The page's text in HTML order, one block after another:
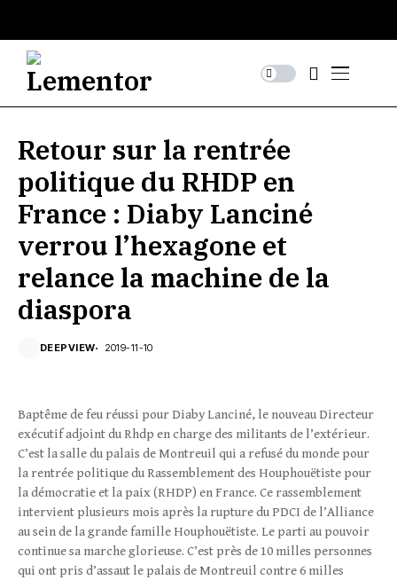
Retour sur la rentrée
politique du RHDP en
France : Diaby Lanciné
verrou l’hexagone et
relance la machine de la
diaspora
DEEPVIEW 2019-11-10
Baptême de feu réussi pour Diaby Lanciné, le nouveau Directeur
exécutif adjoint du Rhdp en charge des militants de l’extérieur.
C’est la salle du palais de Montreuil qui a refusé du monde pour
la rentrée politique du Rassemblement des Houphouëtiste pour
la démocratie et la paix (RHDP) en France. Ce rassemblement
intervient plusieurs mois après la rupture du PDCI de l’Alliance
au sein de la grande famille Houphouëtiste. Le parti au pouvoir
continue sa marche glorieuse. C’est près de 10 milles personnes
qui ont pris d’assaut le palais de Montreuil contre 6 milles